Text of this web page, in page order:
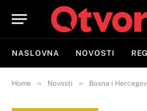
NASLOVNA NOVOSTI
Home » Novosti » Bosna i